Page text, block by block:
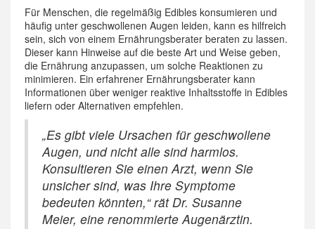
Für Menschen, die regelmäßig Edibles konsumieren und
häufig unter geschwollenen Augen leiden, kann es hilfreich
sein, sich von einem Ernährungsberater beraten zu lassen.
Dieser kann Hinweise auf die beste Art und Weise geben,
die Ernährung anzupassen, um solche Reaktionen zu
minimieren. Ein erfahrener Ernährungsberater kann
Informationen über weniger reaktive Inhaltsstoffe in Edibles
liefern oder Alternativen empfehlen.
„Es gibt viele Ursachen für geschwollene
Augen, und nicht alle sind harmlos.
Konsultieren Sie einen Arzt, wenn Sie
unsicher sind, was Ihre Symptome
bedeuten könnten,“ rät Dr. Susanne
Meier, eine renommierte Augenärztin.